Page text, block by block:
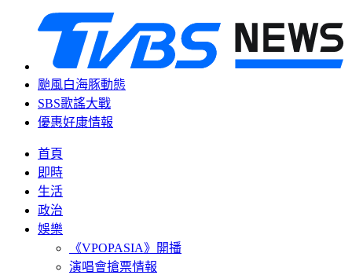
颱風白海豚動態
SBS歌謠大戰
優惠好康情報
首頁
即時
生活
政治
娛樂
《VPOPASIA》開播
演唱會搶票情報